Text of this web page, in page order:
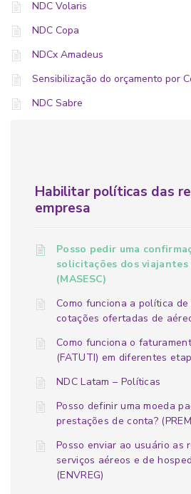
NDC Volaris
NDC Copa
NDCx Amadeus
Sensibilização do orçamento por
NDC Sabre
Habilitar políticas das
empresa
Posso pedir uma
solicitações dos viajantes
(MASESC)
Como funciona a política
cotações ofertadas de
Como funciona o
(FATUTI) em diferentes
NDC Latam – Políticas
Posso definir uma moeda
prestações de conta?
Posso enviar ao usuário as
serviços aéreos e de
(ENVREG)